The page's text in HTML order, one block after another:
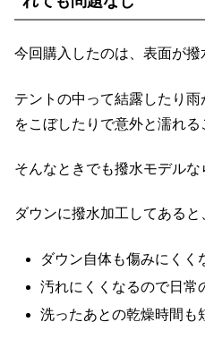
今回購入したのは、表面が撥
テントの中って結露したり
をこぼしたりで意外と濡れる
そんなときでも撥水モデルな
ダウンに撥水加工してあると
ダウン自体も傷みにくく
汚れにくくなるので日常
洗ったあとの乾燥時間も